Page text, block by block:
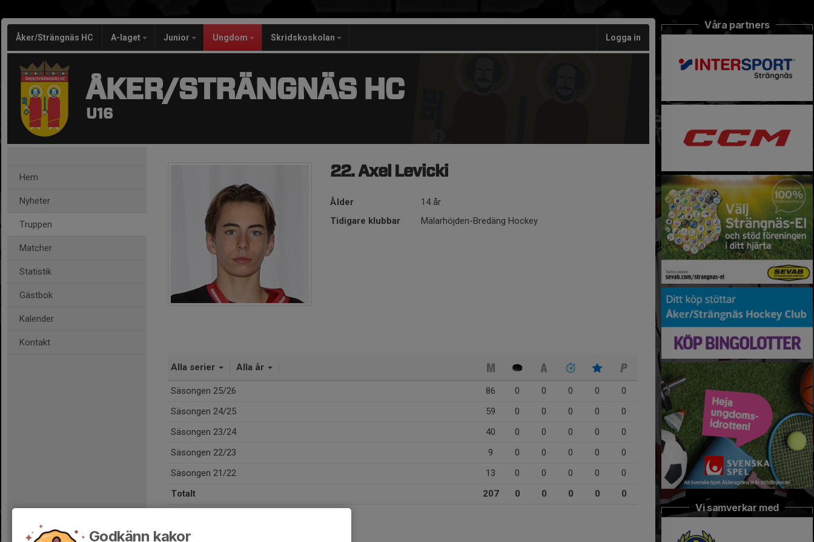
Åker/Strängnäs HC A-laget Junior Ungdom Skridskoskolan Logga in
ÅKER/STRÄNGNÄS HC
U16
Hem
Nyheter
Truppen
Matcher
Statistik
Gästbok
Kalender
Kontakt
22. Axel Levicki
Ålder
14 år
Tidigare klubbar
Mälarhöjden-Bredäng Hockey
Alla serier Alla år
Säsongen 25/26 86 0 0 0 0
0
Säsongen 24/25
59 0 0 0 0
0
Säsongen 23/24
40 0 0 0 0
0
Säsongen 22/23
9 0 0 0 0
0
Säsongen 21/22
13 0 0 0 0
0
Totalt
207 0 0 0 0 0
Våra partners
Vi samverkar med
Godkänn kakor